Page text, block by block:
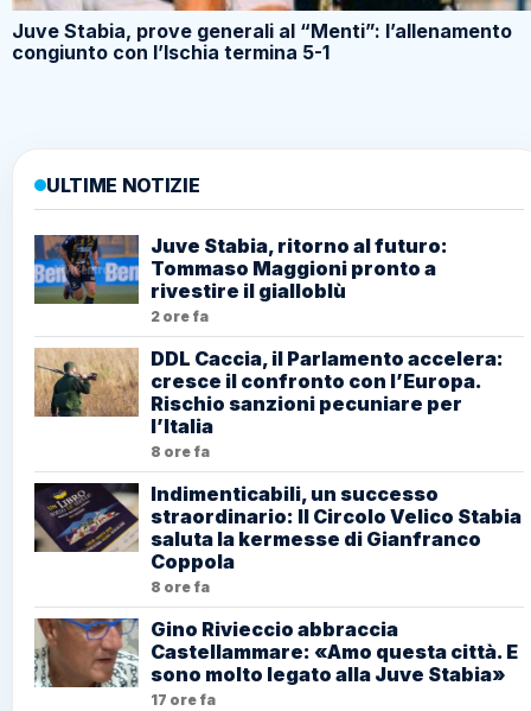
Juve Stabia, prove generali al “Menti”: l’allenamento
congiunto con l’Ischia termina 5-1
ULTIME NOTIZIE
Juve Stabia, ritorno al futuro:
Tommaso Maggioni pronto a
rivestire il gialloblù
2 ore fa
DDL Caccia, il Parlamento accelera:
cresce il confronto con l’Europa.
Rischio sanzioni pecuniare per
l’Italia
8 ore fa
Indimenticabili, un successo
straordinario: Il Circolo Velico Stabia
saluta la kermesse di Gianfranco
Coppola
8 ore fa
Gino Rivieccio abbraccia
Castellammare: «Amo questa città. E
sono molto legato alla Juve Stabia»
17 ore fa